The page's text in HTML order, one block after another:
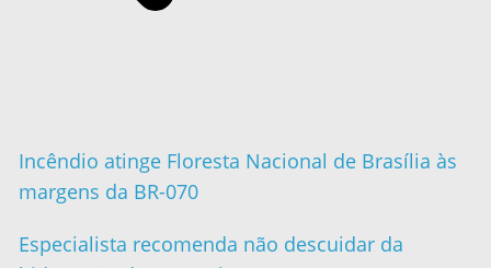
Incêndio atinge Floresta Nacional de Brasília às
margens da BR-070
Especialista recomenda não descuidar da